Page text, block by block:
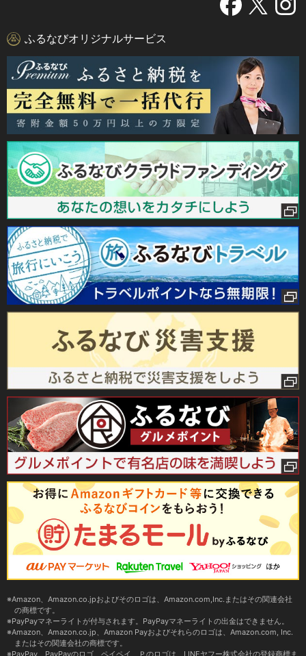
ふるなびオリジナルサービス
Amazon、Amazon.co.jpおよびそのロゴは、Amazon.com,Inc.またはその関連会社
の商標です。
PayPayマネーライトが付与されます。PayPayマネーライトの出金はできません。
Amazon、Amazon.co.jp、Amazon Payおよびそれらのロゴは、Amazon.com, Inc.
またはその関連会社の商標です。
PayPay、PayPayのロゴ、ペイペイ、Ｐのロゴは、LINEヤフー株式会社の登録商標ま